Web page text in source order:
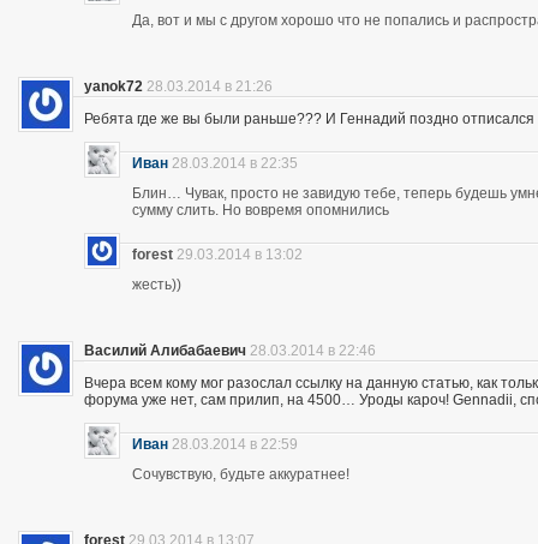
Да, вот и мы с другом хорошо что не попались и
yanok72 28.03.2014 в 21:26
Ребята где же вы были раньше??? И Геннадий поздно
Иван 28.03.2014 в 22:35
Блин… Чувак, просто не завидую тебе, теперь будешь
сумму слить. Но вовремя опомнились
forest 29.03.2014 в 13:02
жесть))
Василий Алибабаевич 28.03.2014 в 22:46
Вчера всем кому мог разослал ссылку на данную статью, как
форума уже нет, сам прилип, на 4500… Уроды кароч! Gennadii,
Иван 28.03.2014 в 22:59
Сочувствую, будьте аккуратнее!
forest 29.03.2014 в 13:07